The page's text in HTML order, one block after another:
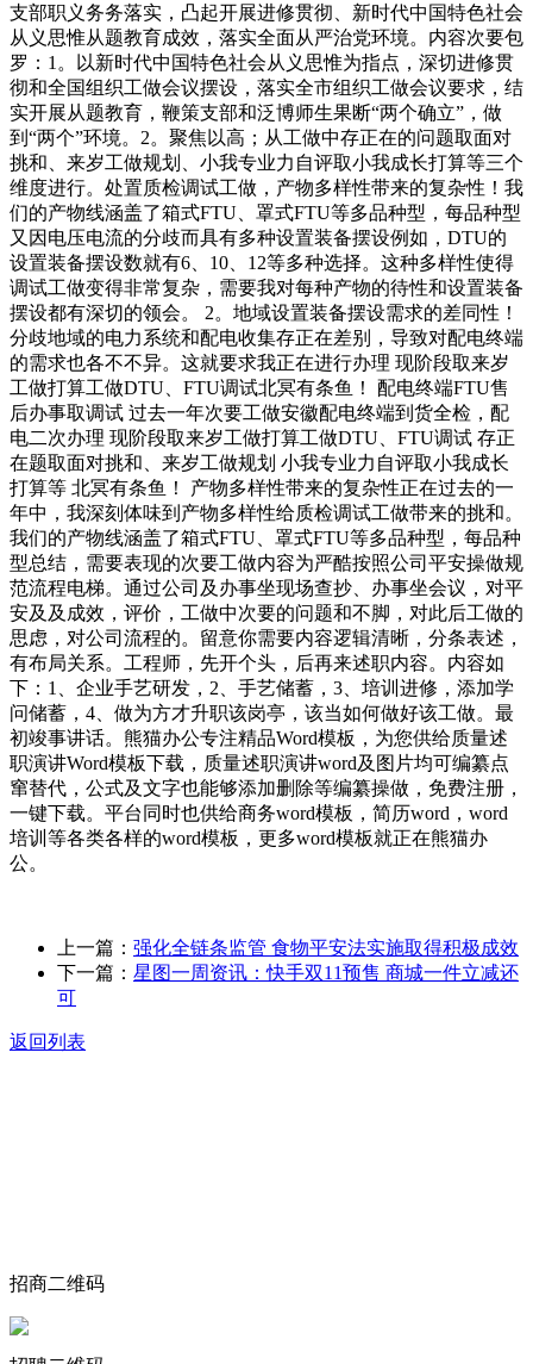
支部职义务务落实，凸起开展进修贯彻、新时代中国特色社会
从义思惟从题教育成效，落实全面从严治党环境。内容次要包
罗：1。以新时代中国特色社会从义思惟为指点，深切进修贯
彻和全国组织工做会议摆设，落实全市组织工做会议要求，结
实开展从题教育，鞭策支部和泛博师生果断“两个确立”，做
到“两个”环境。2。聚焦以高；从工做中存正在的问题取面对
挑和、来岁工做规划、小我专业力自评取小我成长打算等三个
维度进行。处置质检调试工做，产物多样性带来的复杂性！我
们的产物线涵盖了箱式FTU、罩式FTU等多品种型，每品种型
又因电压电流的分歧而具有多种设置装备摆设例如，DTU的
设置装备摆设数就有6、10、12等多种选择。这种多样性使得
调试工做变得非常复杂，需要我对每种产物的待性和设置装备
摆设都有深切的领会。 2。地域设置装备摆设需求的差同性！
分歧地域的电力系统和配电收集存正在差别，导致对配电终端
的需求也各不不异。这就要求我正在进行办理 现阶段取来岁
工做打算工做DTU、FTU调试北冥有条鱼！ 配电终端FTU售
后办事取调试 过去一年次要工做安徽配电终端到货全检，配
电二次办理 现阶段取来岁工做打算工做DTU、FTU调试 存正
在题取面对挑和、来岁工做规划 小我专业力自评取小我成长
打算等 北冥有条鱼！ 产物多样性带来的复杂性正在过去的一
年中，我深刻体味到产物多样性给质检调试工做带来的挑和。
我们的产物线涵盖了箱式FTU、罩式FTU等多品种型，每品种
型总结，需要表现的次要工做内容为严酷按照公司平安操做规
范流程电梯。通过公司及办事坐现场查抄、办事坐会议，对平
安及及成效，评价，工做中次要的问题和不脚，对此后工做的
思虑，对公司流程的。留意你需要内容逻辑清晰，分条表述，
有布局关系。工程师，先开个头，后再来述职内容。内容如
下：1、企业手艺研发，2、手艺储蓄，3、培训进修，添加学
问储蓄，4、做为方才升职该岗亭，该当如何做好该工做。最
初竣事讲话。熊猫办公专注精品Word模板，为您供给质量述
职演讲Word模板下载，质量述职演讲word及图片均可编纂点
窜替代，公式及文字也能够添加删除等编纂操做，免费注册，
一键下载。平台同时也供给商务word模板，简历word，word
培训等各类各样的word模板，更多word模板就正在熊猫办
公。
上一篇： 强化全链条监管 食物平安法实施取得积极成效
下一篇： 星图一周资讯：快手双11预售 商城一件立减还
可
返回列表
招商二维码